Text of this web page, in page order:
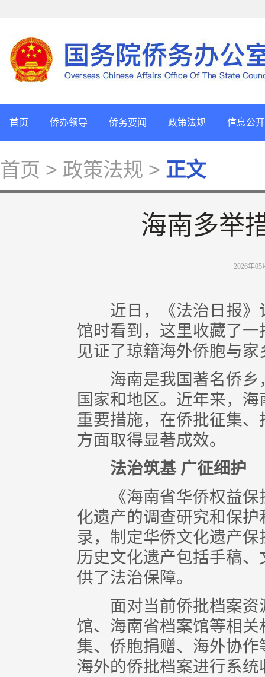
首页 侨办领导 侨务要闻 政策法规 信息公开
首页 > 政策法规 > 正文
海南多举
2026年
近日，《法治日报》
馆时看到，这里收藏了
见证了琼籍海外侨胞与
海南是我国著名侨乡
国家和地区。近年来，
重要措施，在侨批征集
方面取得显著成效。
法治筑基 广征细护
《海南省华侨权益保
化遗产的调查研究和保
录，制定华侨文化遗产
历史文化遗产包括手稿
供了法治保障。
面对当前侨批档案资
馆、海南省档案馆等相
集、侨胞捐赠、海外协
海外的侨批档案进行系